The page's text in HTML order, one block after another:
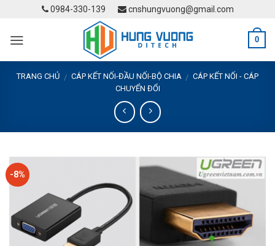
content
0984-330-139 cnshungvuong@gmail.com
0
TRANG CHỦ / CÁP KẾT NỐI-ĐẦU NỐI-BỘ CHIA / CÁP KẾT NỐI - CÁP
CHUYỂN ĐỔI
-8%